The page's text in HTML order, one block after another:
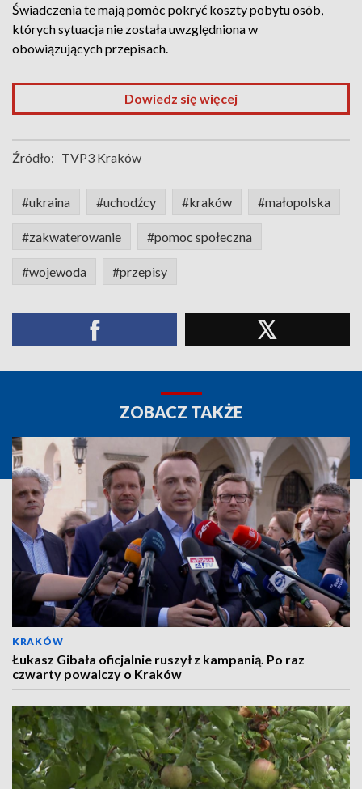
Świadczenia te mają pomóc pokryć koszty pobytu osób,
których sytuacja nie została uwzględniona w
obowiązujących przepisach.
Dowiedz się więcej
Źródło: TVP3 Kraków
#ukraina #uchodźcy #kraków #małopolska
#zakwaterowanie #pomoc społeczna
#wojewoda #przepisy
ZOBACZ TAKŻE
KRAKÓW
Łukasz Gibała oficjalnie ruszył z kampanią. Po raz
czwarty powalczy o Kraków